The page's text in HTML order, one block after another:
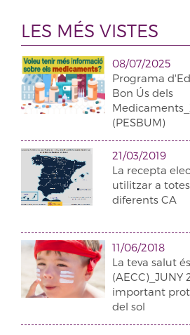
LES MÉS VISTES
08/07/2025
Programa
Bon Ús dels
(PESBUM)
21/03/2019
La recepta
utilitzar a
diferents CA
11/06/2018
La teva salut
(AECC)_JUNY
important
del sol